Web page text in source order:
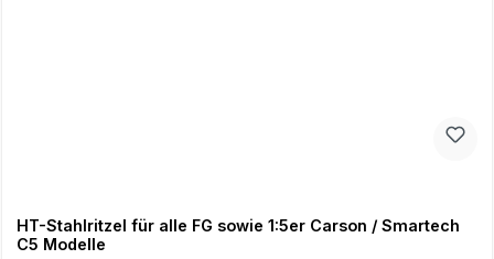
HT-Stahlritzel für alle FG sowie 1:5er Carson / Smartech
C5 Modelle